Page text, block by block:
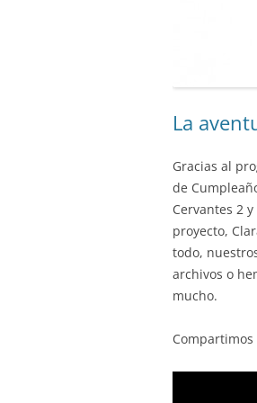
La
Gracias al
de
Cervantes 2
proyecto,
todo,
archivos o
mucho.